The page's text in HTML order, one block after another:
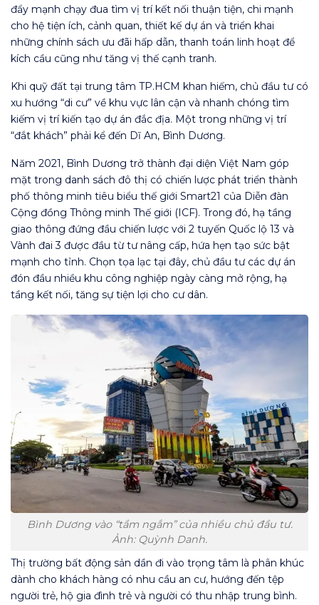
đẩy mạnh chạy đua tìm vị trí kết nối thuận tiện, chi mạnh
cho hệ tiện ích, cảnh quan, thiết kế dự án và triển khai
những chính sách ưu đãi hấp dẫn, thanh toán linh hoạt để
kích cầu cũng như tăng vị thế cạnh tranh.
Khi quỹ đất tại trung tâm TP.HCM khan hiếm, chủ đầu tư có
xu hướng “di cư” về khu vực lân cận và nhanh chóng tìm
kiếm vị trí kiến tạo dự án đắc địa. Một trong những vị trí
“đắt khách” phải kể đến Dĩ An, Bình Dương.
Năm 2021, Bình Dương trở thành đại diện Việt Nam góp
mặt trong danh sách đô thị có chiến lược phát triển thành
phố thông minh tiêu biểu thế giới Smart21 của Diễn đàn
Cộng đồng Thông minh Thế giới (ICF). Trong đó, hạ tầng
giao thông đứng đầu chiến lược với 2 tuyến Quốc lộ 13 và
Vành đai 3 được đầu từ tư nâng cấp, hứa hẹn tạo sức bật
mạnh cho tỉnh. Chọn tọa lạc tại đây, chủ đầu tư các dự án
đón đầu nhiều khu công nghiệp ngày càng mở rộng, hạ
tầng kết nối, tăng sự tiện lợi cho cư dân.
Bình Dương vào “tầm ngắm” của nhiều chủ đầu tư.
Ảnh: Quỳnh Danh.
Thị trường bất động sản dần đi vào trọng tâm là phân khúc
dành cho khách hàng có nhu cầu an cư, hướng đến tệp
người trẻ, hộ gia đình trẻ và người có thu nhập trung bình.